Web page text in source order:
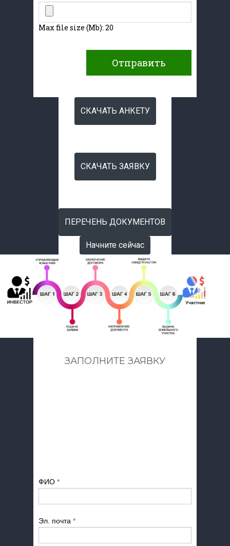
Max file size (Mb): 20
Отправить
СКАЧАТЬ АНКЕТУ
СКАЧАТЬ ЗАЯВКУ
ПЕРЕЧЕНЬ ДОКУМЕНТОВ
Начните сейчас
ЗАПОЛНИТЕ ЗАЯВКУ
ФИО *
Эл. почта *